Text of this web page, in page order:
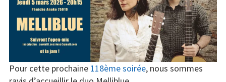
Liens
Contact /
Pour cette prochaine 118ème soirée, nous sommes